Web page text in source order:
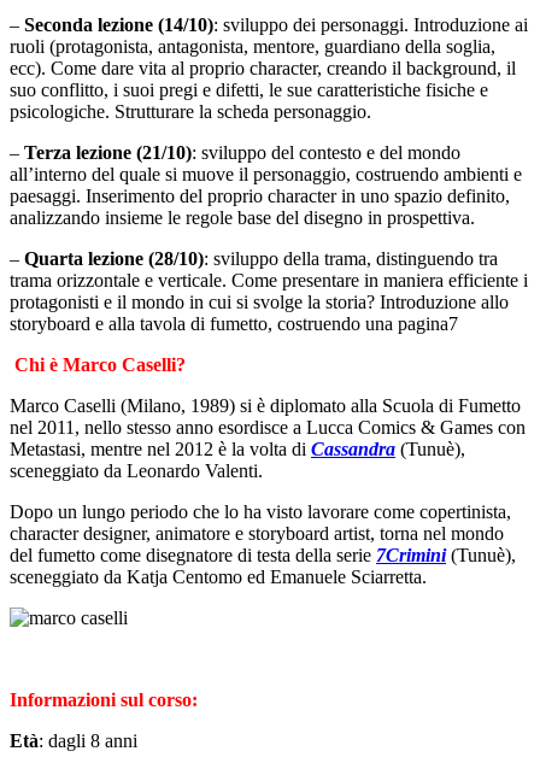
– Seconda lezione (14/10): sviluppo dei personaggi. Introduzione ai
ruoli (protagonista, antagonista, mentore, guardiano della soglia,
ecc). Come dare vita al proprio character, creando il background, il
suo conflitto, i suoi pregi e difetti, le sue caratteristiche fisiche e
psicologiche. Strutturare la scheda personaggio.
– Terza lezione (21/10): sviluppo del contesto e del mondo
all’interno del quale si muove il personaggio, costruendo ambienti e
paesaggi. Inserimento del proprio character in uno spazio definito,
analizzando insieme le regole base del disegno in prospettiva.
– Quarta lezione (28/10): sviluppo della trama, distinguendo tra
trama orizzontale e verticale. Come presentare in maniera efficiente i
protagonisti e il mondo in cui si svolge la storia? Introduzione allo
storyboard e alla tavola di fumetto, costruendo una pagina7
Chi è Marco Caselli?
Marco Caselli (Milano, 1989) si è diplomato alla Scuola di Fumetto
nel 2011, nello stesso anno esordisce a Lucca Comics & Games con
Metastasi, mentre nel 2012 è la volta di Cassandra (Tunuè),
sceneggiato da Leonardo Valenti.
Dopo un lungo periodo che lo ha visto lavorare come copertinista,
character designer, animatore e storyboard artist, torna nel mondo
del fumetto come disegnatore di testa della serie 7Crimini(Tunuè),
sceneggiato da Katja Centomo ed Emanuele Sciarretta.
Informazioni sul corso:
Età: dagli 8 anni